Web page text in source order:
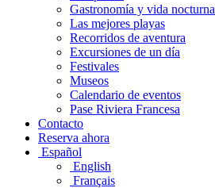
Gastronomía y vida nocturna
Las mejores playas
Recorridos de aventura
Excursiones de un día
Festivales
Museos
Calendario de eventos
Pase Riviera Francesa
Contacto
Reserva ahora
Español
English
Français